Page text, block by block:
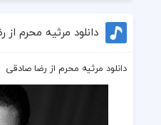
دانلود مرثیه محرم
دانلود مرثیه محرم از رضا صادقی